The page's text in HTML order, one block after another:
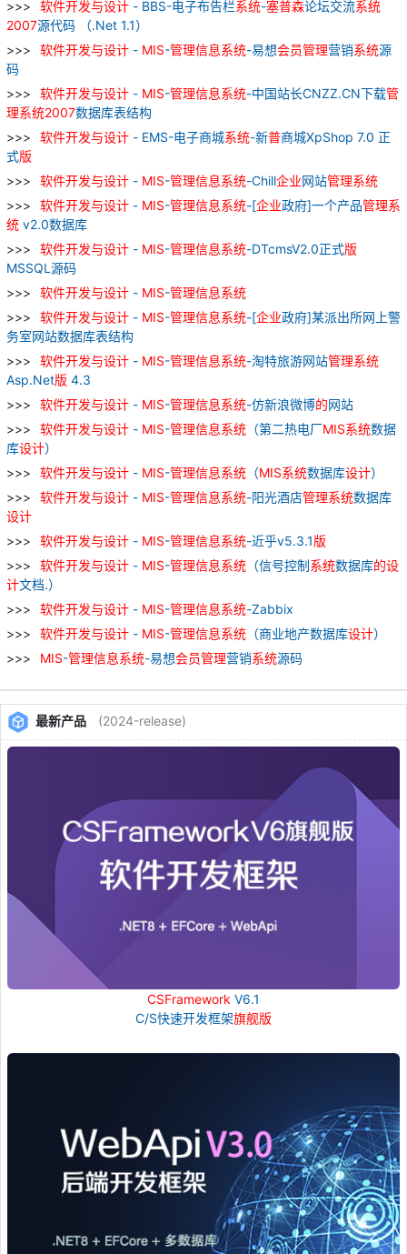
软件开发与设计 - BBS-电子布告栏系统-塞普森论坛交流系统
2007源代码 （.Net 1.1）
软件开发与设计 - MIS-管理信息系统-易想会员管理营销系统源
码
软件开发与设计 - MIS-管理信息系统-中国站长CNZZ.CN下载管
理系统2007数据库表结构
软件开发与设计 - EMS-电子商城系统-新普商城XpShop 7.0 正
式版
软件开发与设计 - MIS-管理信息系统-Chill企业网站管理系统
软件开发与设计 - MIS-管理信息系统-[企业政府]一个产品管理系
统 v2.0数据库
软件开发与设计 - MIS-管理信息系统-DTcmsV2.0正式版
MSSQL源码
软件开发与设计 - MIS-管理信息系统
软件开发与设计 - MIS-管理信息系统-[企业政府]某派出所网上警
务室网站数据库表结构
软件开发与设计 - MIS-管理信息系统-淘特旅游网站管理系统
Asp.Net版 4.3
软件开发与设计 - MIS-管理信息系统-仿新浪微博的网站
软件开发与设计 - MIS-管理信息系统 （第二热电厂MIS系统数据
库设计）
软件开发与设计 - MIS-管理信息系统 （MIS系统数据库设计）
软件开发与设计 - MIS-管理信息系统-阳光酒店管理系统数据库
设计
软件开发与设计 - MIS-管理信息系统-近乎v5.3.1版
软件开发与设计 - MIS-管理信息系统 （信号控制系统数据库的设
计文档.）
软件开发与设计 - MIS-管理信息系统-Zabbix
软件开发与设计 - MIS-管理信息系统 （商业地产数据库设计）
MIS-管理信息系统-易想会员管理营销系统源码
最新产品 (2024-release)
CSFramework V6.1
C/S快速开发框架旗舰版